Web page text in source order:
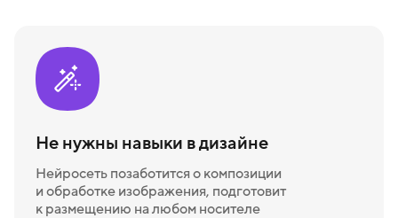
Не нужны навыки в дизайне
Нейросеть позаботится о композиции
и обработке изображения, подготовит
к размещению на любом носителе